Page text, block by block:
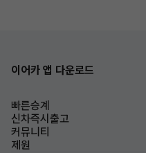
이어카 앱 다운로드
빠른승계
신차즉시출고
커뮤니티
제원